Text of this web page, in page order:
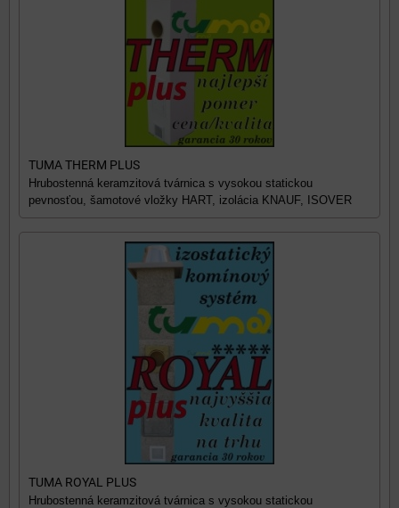
TUMA THERM PLUS
Hrubostenná keramzitová tvárnica s vysokou statickou
pevnosťou, šamotové vložky HART, izolácia KNAUF, ISOVER
TUMA ROYAL PLUS
Hrubostenná keramzitová tvárnica s vysokou statickou